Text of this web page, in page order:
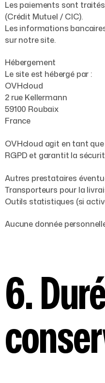
Les paiements sont
(Crédit Mutuel / CIC).
Les informations
sur notre site.
Hébergement
Le site est hébergé par :
OVHcloud
2 rue Kellermann
59100 Roubaix
France
OVHcloud agit en tant
RGPD et garantit la
Autres prestataires
Transporteurs pour la
Outils statistiques (si
Aucune donnée
6.